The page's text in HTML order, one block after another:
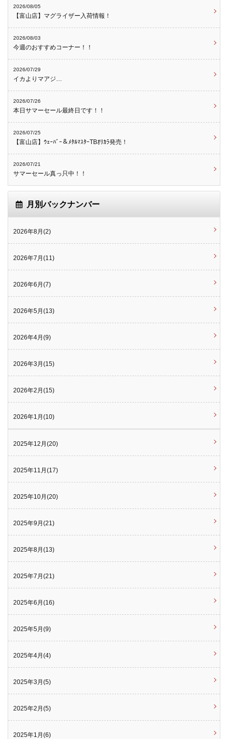
2026/08/05
【富山店】マグライザー入荷情報！
2026/08/03
今週のおすすめコーナー！！
2026/07/29
イカよりマアジ…
2026/07/26
本日サマーセール最終日です！！
2026/07/25
【富山店】ｳｪｰﾊﾞｰ＆ﾒﾀﾙﾏｽﾀｰTBｵﾘｶﾗ発売！
2026/07/21
サマーセール真っ只中！！
月別バックナンバー
2026年8月(2)
2026年7月(11)
2026年6月(7)
2026年5月(13)
2026年4月(9)
2026年3月(15)
2026年2月(15)
2026年1月(10)
2025年12月(20)
2025年11月(17)
2025年10月(20)
2025年9月(21)
2025年8月(13)
2025年7月(21)
2025年6月(16)
2025年5月(9)
2025年4月(4)
2025年3月(5)
2025年2月(5)
2025年1月(6)